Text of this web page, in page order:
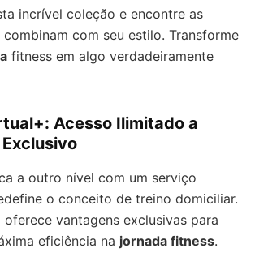
incrível coleção e encontre as
combinam com seu estilo. Transforme
fitness em algo verdadeiramente
Acesso Ilimitado a
a outro nível com um serviço
o conceito de treino domiciliar.
oferece vantagens exclusivas para
eficiência na jornada fitness.